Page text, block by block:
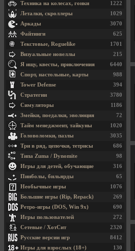
1222
Техника на колесах, гонки
1029
Леталки, скроллеры
3070
Аркады
625
Файтинги
1701
Текстовые, Roguelike
215
Визуальные новеллы
6440
Я ищу, квесты, приключения
988
Спорт, настольные, карты
394
Tower Defense
3780
Стратегии
1186
Симуляторы
72
Змейки, поедалки, эволюция
1020
Тайм менеджмент, тайкуны
3035
Головоломки, пазлы
686
Три в ряд, цепочки, тетрисы
98
Типа Zuma / Dynomite
316
Игры для детей, обучающие
65
Пинболы, бильярды
1076
Необычные игры
269
Большие игры (Rip, Repack)
690
Ретро-игры (DOS, Win 9x)
272
Игры пользователей
2320
Сетевые / ХотСит
8412
Русские версии игр
130
Игры для взрослых (18+)